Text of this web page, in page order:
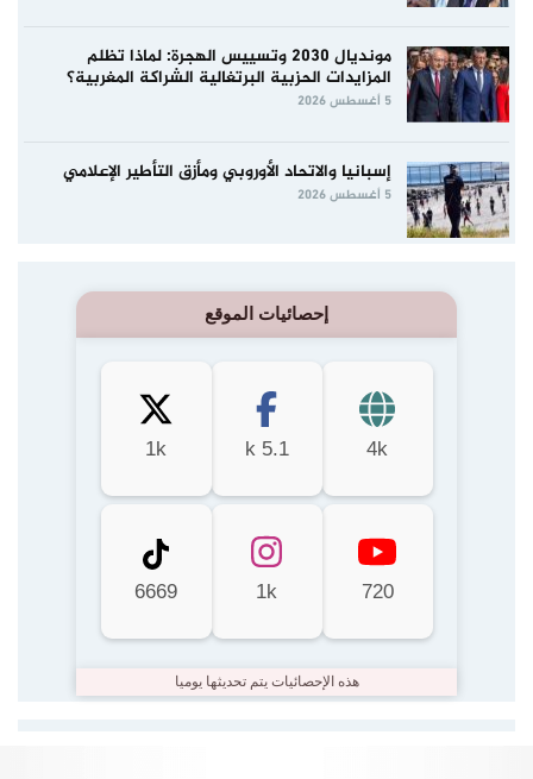
مونديال 2030 وتسييس الهجرة: لماذا تظلم
المزايدات الحزبية البرتغالية الشراكة المغربية؟
5 أغسطس 2026
إسبانيا والاتحاد الأوروبي ومأزق التأطير الإعلامي
5 أغسطس 2026
إحصائيات الموقع
4k
5.1 k
1k
720
1k
6669
هذه الإحصائيات يتم تحديثها يوميا